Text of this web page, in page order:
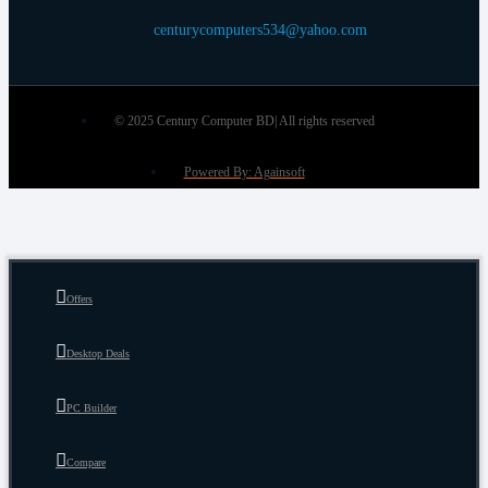
centurycomputers534@yahoo.com
© 2025 Century Computer BD| All rights reserved
Powered By: Againsoft
Offers
Desktop Deals
PC Builder
Compare